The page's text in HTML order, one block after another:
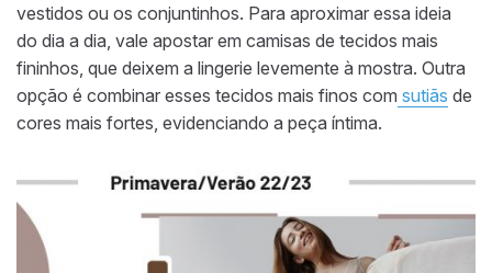
vestidos ou os conjuntinhos. Para aproximar essa ideia
do dia a dia, vale apostar em camisas de tecidos mais
fininhos, que deixem a lingerie levemente à mostra. Outra
opção é combinar esses tecidos mais finos com sutiãs de
cores mais fortes, evidenciando a peça íntima.